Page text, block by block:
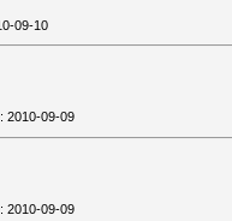
09-10
2010-09-09
2010-09-09